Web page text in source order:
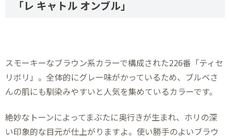
「レ キャトル オンブル」
スモーキーなブラウン系カラーで構成された226番「ティセ
リボリ」。全体的にグレー味がかっているため、ブルベさ
んの肌にも馴染みやすいと人気を集めているカラーです。
絶妙なトーンによってまぶたに奥行きが生まれ、ホリの深
い印象的な目元が仕上がりますよ。使い勝手のよいブラウ